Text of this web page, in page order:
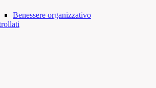
Benessere organizzativo